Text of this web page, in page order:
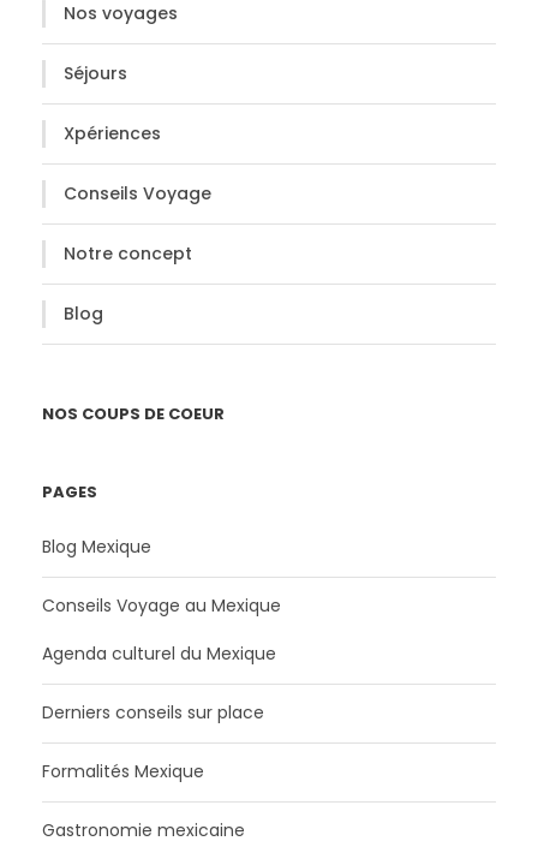
Nos voyages
Séjours
Xpériences
Conseils Voyage
Notre concept
Blog
NOS COUPS DE COEUR
PAGES
Blog Mexique
Conseils Voyage au Mexique
Agenda culturel du Mexique
Derniers conseils sur place
Formalités Mexique
Gastronomie mexicaine